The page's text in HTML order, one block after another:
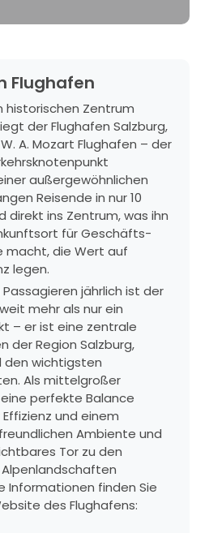
Flughafen
historischen Zentrum
der Flughafen Salzburg,
A. Mozart Flughafen – der
außergewöhnlichen
Reisende in nur 10
direkt ins Zentrum, was ihn
für Geschäfts-
macht, die Wert auf
legen.
Passagieren jährlich ist der
mehr als nur ein
– er ist eine zentrale
der Region Salzburg,
den wichtigsten
Als mittelgroßer
perfekte Balance
und einem
Ambiente und
Tor zu den
Informationen finden Sie
des Flughafens: